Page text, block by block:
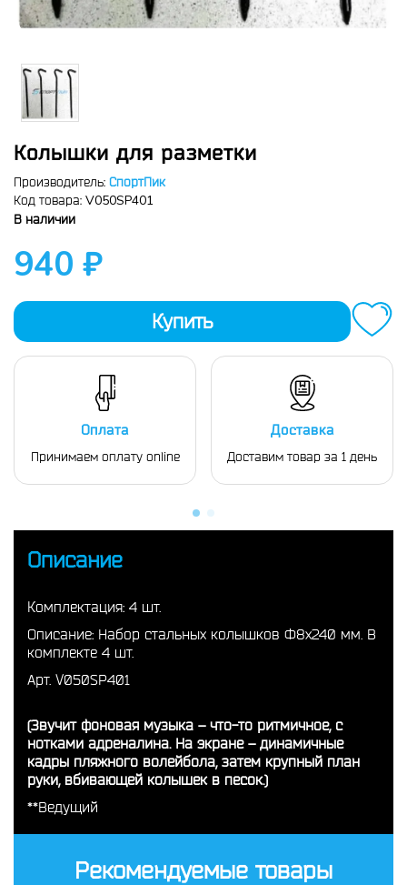
Колышки для разметки
Производитель: СпортПик
Код товара: V050SP401
В наличии
940 ₽
Купить
Оплата
Принимаем оплату online
Доставка
Доставим товар за 1 день
Описание
Комплектация: 4 шт.
Описание: Набор стальных колышков Ф8х240 мм. В
комплекте 4 шт.
Арт. V050SP401
(Звучит фоновая музыка – что-то ритмичное, с
нотками адреналина. На экране – динамичные
кадры пляжного волейбола, затем крупный план
руки, вбивающей колышек в песок.)
**Ведущий
Рекомендуемые товары